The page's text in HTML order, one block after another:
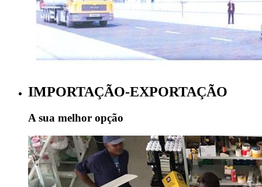
IMPORTAÇÃO-EXPORTAÇÃO
A sua melhor opção